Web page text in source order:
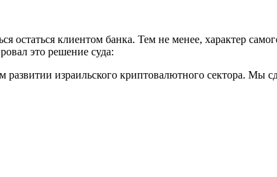
остаться клиентом банка. Тем не менее, характер
это решение суда:
развитии израильского криптовалютного сектора. Мы